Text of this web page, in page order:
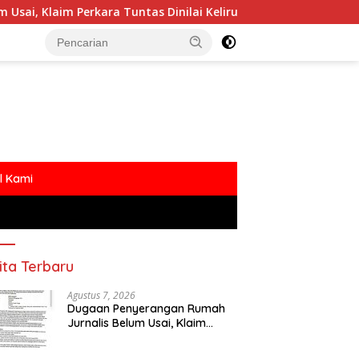
Tuntas Dinilai Keliru Polemik MBG Dengan
Kami
Terbaru
Agustus 7, 2026
Dugaan Penyerangan Rumah
Jurnalis Belum Usai, Klaim